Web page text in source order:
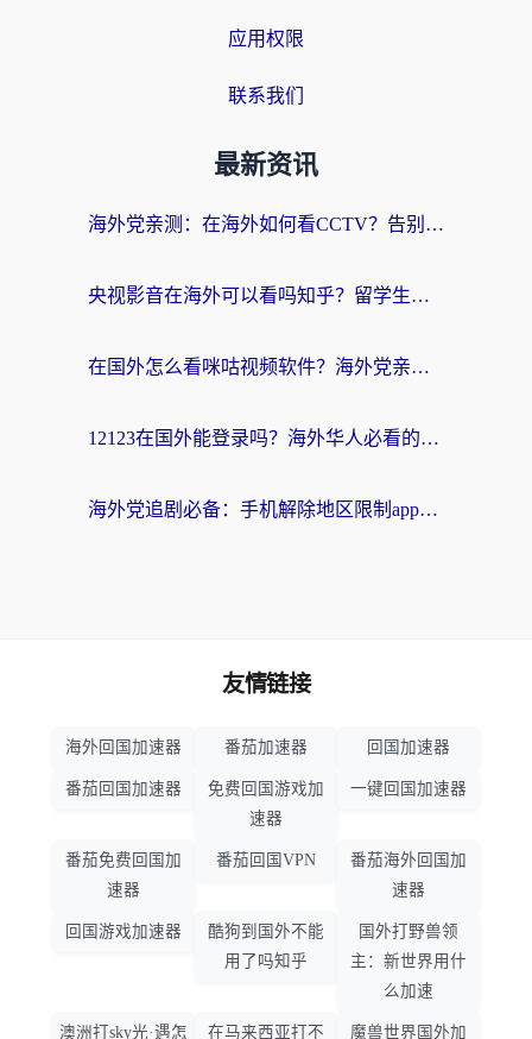
应用权限
联系我们
最新资讯
海外党亲测：在海外如何看CCTV？告别“仅限大陆播放”的实用指南
央视影音在海外可以看吗知乎？留学生亲测：3步解决地域限制+追剧自由
在国外怎么看咪咕视频软件？海外党亲测有效的回国加速方案
12123在国外能登录吗？海外华人必看的回国加速实用指南
海外党追剧必备：手机解除地区限制app怎么选？解决央视视频&国内剧地区限制全指南
友情链接
海外回国加速器 番茄加速器 回国加速器
番茄回国加速器
免费回国游戏加
速器
一键回国加速器
番茄免费回国加
速器
番茄回国VPN
番茄海外回国加
速器
回国游戏加速器
酷狗到国外不能
用了吗知乎
国外打野兽领
主：新世界用什
么加速
澳洲打sky光·遇怎 在马来西亚打不 魔兽世界国外加